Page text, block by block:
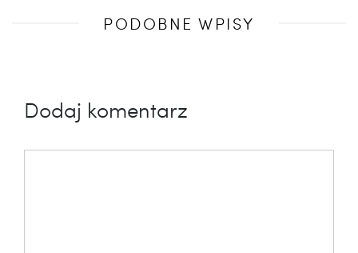
PODOBNE WPISY
Dodaj komentarz